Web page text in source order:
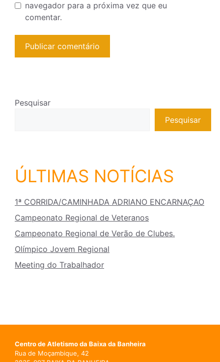
navegador para a próxima vez que eu
comentar.
Pesquisar
Pesquisar
ÚLTIMAS NOTÍCIAS
1ª CORRIDA/CAMINHADA ADRIANO ENCARNAÇAO
Campeonato Regional de Veteranos
Campeonato Regional de Verão de Clubes.
Olímpico Jovem Regional
Meeting do Trabalhador
Centro de Atletismo da Baixa da Banheira
Rua de Moçambique, 42